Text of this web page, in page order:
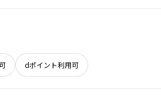
dポイント利用可